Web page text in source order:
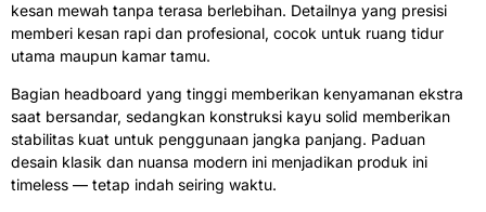
kesan mewah tanpa terasa berlebihan. Detailnya yang presisi
memberi kesan rapi dan profesional, cocok untuk ruang tidur
utama maupun kamar tamu.
Bagian headboard yang tinggi memberikan kenyamanan ekstra
saat bersandar, sedangkan konstruksi kayu solid memberikan
stabilitas kuat untuk penggunaan jangka panjang. Paduan
desain klasik dan nuansa modern ini menjadikan produk ini
timeless — tetap indah seiring waktu.